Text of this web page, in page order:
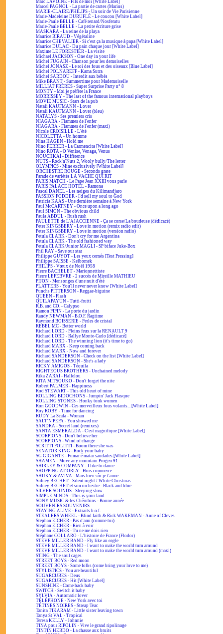
Marc LAVOINE - Fils de moi [White Label]
Marcel PAGNOL - La partie de cartes (Marius)
MARIE-CLAIRE/PHILIPS - Un soir de Vie Parisienne
Marie-Madeleine DURUFLÉ - Le coucou [White Label]
Marie-Paule BELLE - Café renard/Nosferatu
Marie-Paule BELLE - La petite écriture grise
MASKARA - La reine de la playa
Maurice BIRAUD - Végétaline
Maurice CHEVALIER - Si c'est ça la musique à papa [White Label]
Maurice DULAC - Du pain chaque jour [White Label]
Maxime LE FORESTIER - La visite
Michael JACKSON - One day in your life
Michel FUGAIN - Chanson pour les demoiselles
Michel JONASZ - Le roi des fous et des oiseaux [Blue Label]
Michel POLNAREFF - Kama Sutra
Michel SARDOU - Interdit aux bébés
Mike BRANT - Summertime pour Mademoiselle
MILLIAT FRÈRES - Super Surprise Party n° 8
MONTY - Moi je préfère la France
MORRISSEY - The last of the famous international playboys
MOVIE MUSIC - Stars de la pub
Natali KAUFMANN - Lover
Natali KAUFMANN - Lover (bleu)
NATALYS - Ses premiers cris
NIAGARA - Flammes de l'enfer
NIAGARA - Flammes de l'enfer (maxi)
Nicole CROISILLE - L'été
NICOLETTA - Un homme
Nina HAGEN - Hold me
Nino FERRER - La Carmencita [White Label]
Nino ROTA - O Venise, Venaga, Venus
NOUCHKAÏ - Différence
NUTS - Rock'n'Nuts 2, Wooly bully/The letter
OLYMPICS - Mine exclusively [White Label]
ORCHESTRE ROUGE - Seconds grate
Parade de variétés LA VACHE QUI RIT
PARIS MATCH - Le Pape Jean XXIII vous parle
PARIS PALACE HOTEL - Ramona
Pascal DANEL - Les neiges du Kilimandjaro
PASSION FODDER - I'd sell my soul to God
Patricia KAAS - Une dernière semaine à New York
Paul McCARTNEY - Once upon a long ago
Paul SIMON - The obvious child
Paula ABDUL - Rush rush
PAULETTE de L'AJACCIENNE - Ça se corse/La boudeuse (dédicacé)
Peter KINGSBERY - Love in motion (remix radio edit)
Peter KINGSBERY - Love in motion (version radio)
Petula CLARK - Don't cry for me Argentina
Petula CLARK - The old fashioned way
Petula CLARK/Junior MAGLI - SP biface Juke-Box
Phil RAY - Save our star
Philippe GUYOT - Les yeux cernés [Test Pressing]
Philippe SAISSE - Kelbomek
PHILIPS - Vœux de Noël 1958
Pierre BACHELET - Marionnettiste
Pierre LEFEBVRE - 2 succès de Mireille MATHIEU
PIJON - Mensonges d'une nuit d'été
PLATTERS - You'll never never know [White Label]
Punchs PITTERSON - Reggae-biguine
QUEEN - Flash
QUILAPAYUN - Tutti-frutti
R.B. and CO. - Calypso
Ramon PIPIN - La porte du jardin
Randy NEWMAN - B.O.F. Ragtime
Raymond BOISSERIE - Perles de cristal
REBEL MC - Better world
Richard LORD - Pleins feux sur la RENAULT 9
Richard LORD - Rallye Monte-Carlo [dédicacé]
Richard LORD - The winning lion (it's time to go)
Richard MARX - Keep coming back
Richard MARX - Now and forever
Richard SANDERSON - Check on the list [White Label]
Richard SANDERSON - She's a lady
RICKY AMIGOS - Téquila
RIGHTEOUS BROTHERS - Unchained melody
Rika ZARAÏ - Hallelou
RITA MITSOUKO - Don't forget the nite
Robert PALMER - Happiness
Rod STEWART - This old heart of mine
ROLLING BIDOCHONS - Jumpin' Jack Flasque
ROLLING STONES - Honky tonk women
Ron GOODWIN - Ces merveilleux fous volants... [White Label]
Roy ROBY - Time for dancing
RUDY La Scala - Woman
SALT'N'PEPA - You showed me
SANDRA - Secret land (remixes)
SANTA ESMERALDA - C'est magnifique [White Label]
SCORPIONS - Don't believe her
SCORPIONS - Wind of change
SCRITTI POLITTI - Boom there she was
SENATOR KING - Rock your baby
SG GIGANTE - Fumar é matar saudades [White Label]
SHAMEN - Move any mountain Progen 91
SHIRLEY & COMPANY - I like to dance
SHOPPING AT ORLY - Hors commerce
SHUKY & AVIVA - Mais bien sûr je t'aime
Sidney BECHET - Silent night / White Christmas
Sidney BECHET et son orchestre - Black and blue
SILVER SOUNDS - Sleeping slow
SIMPLE MINDS - This is your land
SONY MUSIC & les Chérubins - Bonne année
SOUVENIRS SOUVENIRS
STAYING ALIVE - Extraits b.o.f.
STEALERS WHEEL - Blind faith & Rick WAKEMAN - Anne of Cleves
Stephan EICHER - Pas d'ami (comme toi)
Stephan EICHER - Rien à voir
Stephan EICHER - Tu ne me dois rien
Stéphane COLLARO - L'histoire de France (Flodor)
STEVE MILLER BAND - Fly like an eagle
STEVE MILLER BAND - I want to make the world turn around
STEVE MILLER BAND - I want to make the world turn around (maxi)
STING - The soul cages
STREET BOYS - Red moon
STREET BOYS - Some folks (come bring your love to me)
STYLISTICS - You are beautiful
SUGARCUBES - Deus
SUGARCUBES - Hit [White Label]
SUNSHINE - Come back baby
SWITCH - Switch it baby
SYLVIA - Automatic lover
TÉLÉPHONE - New York avec toi
TÉTINES NOIRES - Streap Teac
Tanita TIKARAM - Little sister leaving town
Tanya St VAL - Tropical
Teresa KELLY - Johnnie
TINA pour RIPOLIN - Vive le grand ripolinage
TINTIN HEBDO - La chasse aux bruits